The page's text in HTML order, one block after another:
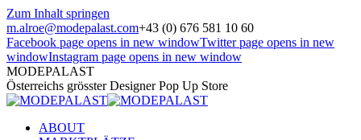
Zum Inhalt springen
m.alroe@modepalast.com+43 (0) 676 581 10 60
Facebook page opens in new windowTwitter page opens in new
windowInstagram page opens in new window
MODEPALAST
Österreichs grösster Designer Pop Up Store
ABOUT